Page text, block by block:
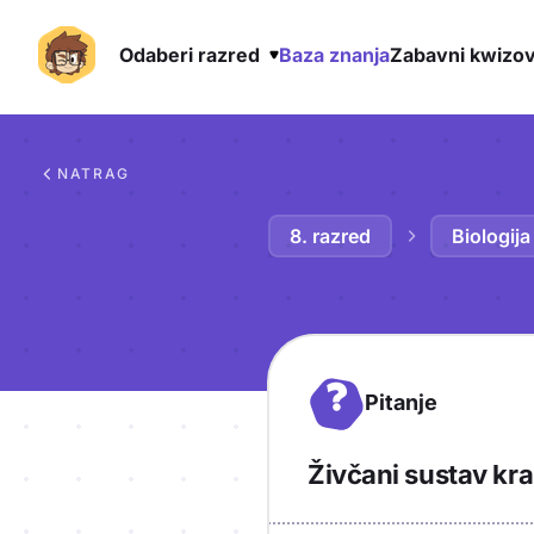
Odaberi razred Baza znanjaZabavni
NATRAG
8. razred Biologija
? Pitanje
Živčani sustav